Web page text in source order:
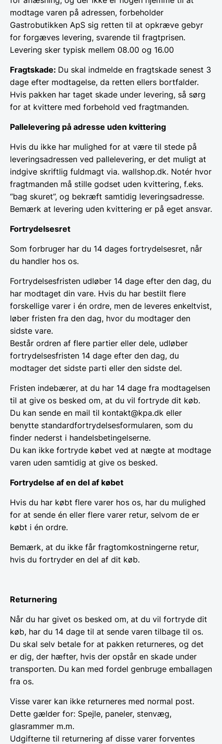
modtage varen på adressen, forbeholder
Gastrobutikken ApS sig retten til at opkræve gebyr
for forgæves levering, svarende til fragtprisen.
Levering sker typisk mellem 08.00 og 16.00
Fragtskade: Du skal indmelde en fragtskade senest 3
dage efter modtagelse, da retten ellers bortfalder.
Hvis pakken har taget skade under levering, så sørg
for at kvittere med forbehold ved fragtmanden.
Pallelevering på adresse uden kvittering
Hvis du ikke har mulighed for at være til stede på
leveringsadressen ved pallelevering, er det muligt at
indgive skriftlig fuldmagt via. wallshop.dk. Notér hvor
fragtmanden må stille godset uden kvittering, f.eks.
“bag skuret”, og bekræft samtidig leveringsadresse.
Bemærk at levering uden kvittering er på eget ansvar.
Fortrydelsesret
Som forbruger har du 14 dages fortrydelsesret, når
du handler hos os.
Fortrydelsesfristen udløber 14 dage efter den dag, du
har modtaget din vare. Hvis du har bestilt flere
forskellige varer i én ordre, men de leveres enkeltvist,
løber fristen fra den dag, hvor du modtager den
sidste vare.
Består ordren af flere partier eller dele, udløber
fortrydelsesfristen 14 dage efter den dag, du
modtager det sidste parti eller den sidste del.
Fristen indebærer, at du har 14 dage fra modtagelsen
til at give os besked om, at du vil fortryde dit køb.
Du kan sende en mail til kontakt@kpa.dk eller
benytte standardfortrydelsesformularen, som du
finder nederst i handelsbetingelserne.
Du kan ikke fortryde købet ved at nægte at modtage
varen uden samtidig at give os besked.
Fortrydelse af en del af købet
Hvis du har købt flere varer hos os, har du mulighed
for at sende én eller flere varer retur, selvom de er
købt i én ordre.
Bemærk, at du ikke får fragtomkostningerne retur,
hvis du fortryder en del af dit køb.
Returnering
Når du har givet os besked om, at du vil fortryde dit
køb, har du 14 dage til at sende varen tilbage til os.
Du skal selv betale for at pakken returneres, og det
er dig, der hæfter, hvis der opstår en skade under
transporten. Du kan med fordel genbruge emballagen
fra os.
Visse varer kan ikke returneres med normal post.
Dette gælder for: Spejle, paneler, stenvæg,
glasrammer m.m.
Udgifterne til returnering af disse varer forventes